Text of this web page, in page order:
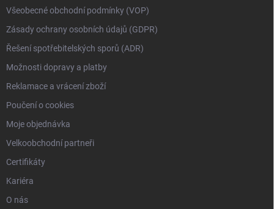
Všeobecné obchodní podmínky (VOP)
Zásady ochrany osobních údajů (GDPR)
Řešení spotřebitelských sporů (ADR)
Možnosti dopravy a platby
Reklamace a vrácení zboží
Poučení o cookies
Moje objednávka
Velkoobchodní partneři
Certifikáty
Kariéra
O nás